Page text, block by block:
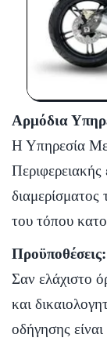
Αρμόδια
Η Υπηρεσία
διαμερίσματος
του τόπου
Προϋποθέσεις:
Σαν ελάχιστο
και
οδήγησης